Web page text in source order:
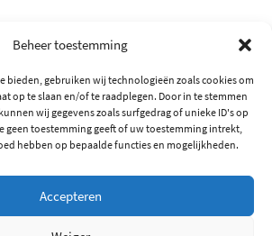
Beheer toestemming
bieden, gebruiken wij technologieën zoals cookies om
op te slaan en/of te raadplegen. Door in te stemmen
wij gegevens zoals surfgedrag of unieke ID's op
geen toestemming geeft of uw toestemming intrekt,
hebben op bepaalde functies en mogelijkheden.
Accepteren
Alle rechten voorbehouden